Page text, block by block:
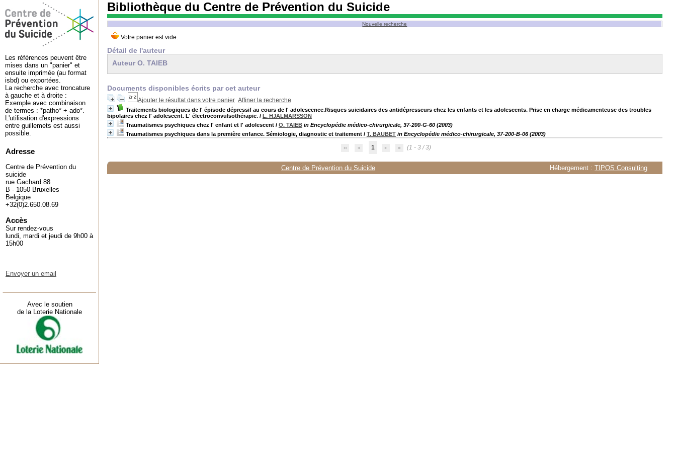
Bibliothèque du Centre de Prévention du Suicide
Nouvelle recherche
Détail de l'auteur
Auteur O. TAIEB
Documents disponibles écrits par cet auteur
Ajouter le résultat dans votre panier Affiner la recherche
Traitements biologiques de l' épisode dépressif au cours de l' adolescence.Risques suicidaires des antidépresseurs chez les enfants et les adolescents. Prise en charge médicamenteuse des troubles
bipolaires chez l' adolescent. L' électroconvulsothérapie./ L. HJALMARSSON
Traumatismes psychiques chez l' enfant et l' adolescent/ O. TAIEB in Encyclopédie médico-chirurgicale, 37-200-G-60 (2003)
Traumatismes psychiques dans la première enfance. Sémiologie, diagnostic et traitement/ T. BAUBET in Encyclopédie médico-chirurgicale, 37-200-B-06 (2003)
1 (1 - 3 / 3)
Centre de Prévention du Suicide Hébergement :TIPOS Consulting
Les références peuvent être
mises dans un "panier" et
ensuite imprimée (au format
isbd) ou exportées.
La recherche avec troncature
à gauche et à droite :
Exemple avec combinaison
de termes : *patho* + ado*.
L'utilisation d'expressions
entre guillemets est aussi
possible.
Adresse
Centre de Prévention du
suicide
rue Gachard 88
B - 1050 Bruxelles
Belgique
+32(0)2.650.08.69
Accès
Sur rendez-vous
lundi, mardi et jeudi de 9h00 à
15h00
Envoyer un email
Avec le soutien
de la Loterie Nationale